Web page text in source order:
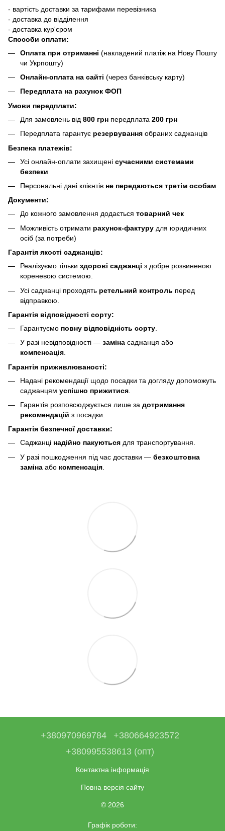
- вартість доставки за тарифами перевізника
- доставка до відділення
- доставка кур'єром
Способи оплати:
Оплата при отриманні (накладений платіж на Нову Пошту
чи Укрпошту)
Онлайн-оплата на сайті (через банківську карту)
Передплата на рахунок ФОП
Умови передплати:
Для замовлень від 800 грн передплата 200 грн
Передплата гарантує резервування обраних саджанців
Безпека платежів:
Усі онлайн-оплати захищені сучасними системами
безпеки
Персональні дані клієнтів не передаються третім особам
Документи:
До кожного замовлення додається товарний чек
Можливість отримати рахунок-фактуру для юридичних
осіб (за потреби)
Гарантія якості саджанців:
Реалізуємо тільки здорові саджанці з добре розвиненою
кореневою системою.
Усі саджанці проходять ретельний контроль перед
відправкою.
Гарантія відповідності сорту:
Гарантуємо повну відповідність сорту
У разі невідповідності — заміна саджанця або
компенсація.
Гарантія приживлюваності:
Надані рекомендації щодо посадки та догляду допоможуть
саджанцям успішно прижитися
Гарантія розповсюджується лише за дотримання
рекомендацій з посадки.
Гарантія безпечної доставки:
Саджанці надійно пакуються для транспортування.
У разі пошкодження під час доставки — безкоштовна
заміна або компенсація
+380970969784
+380664923572
+380995538613 (опт)
Контактна інформація
Повна версія сайту
© 2026
Графік роботи: